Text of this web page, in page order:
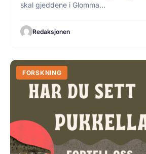
skal gjeddene i Glomma…
Redaksjonen
FORSKNING